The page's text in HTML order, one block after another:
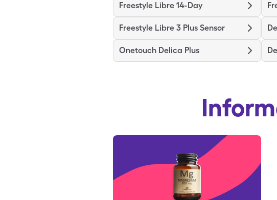
Freestyle Libre 14-Day
Freestyle Libre 3 Plus Sensor
Onetouch Delica Plus